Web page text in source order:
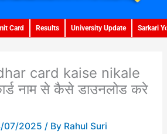
Card Results University Update Sarkari
card kaise nikale
नाम से कैसे डाउनलोड करे
07/2025 / By Rahul Suri